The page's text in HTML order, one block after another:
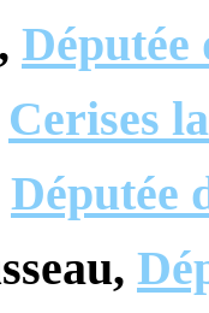
Députée
Cerises
Députée